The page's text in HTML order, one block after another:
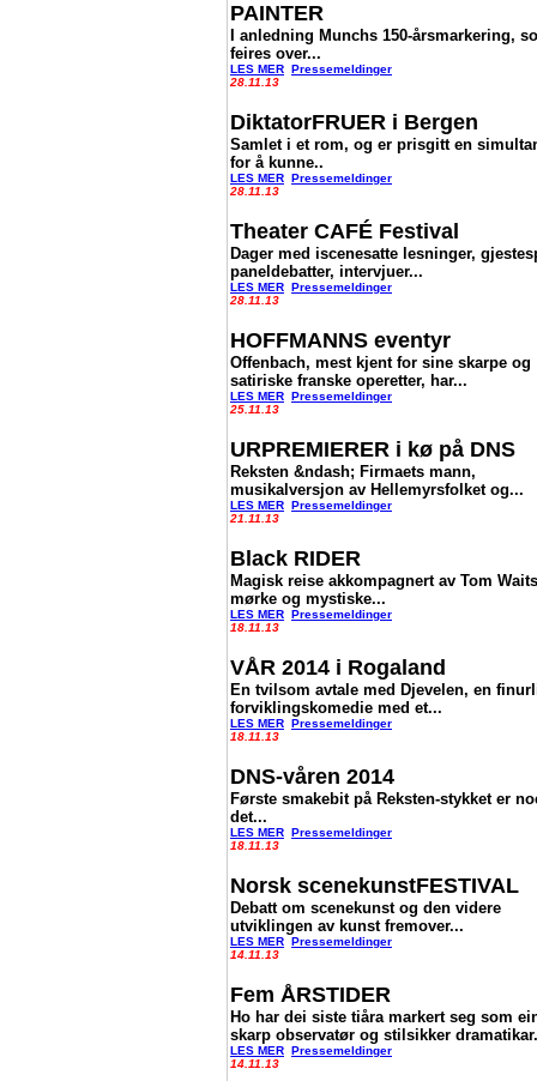
PAINTER
I anledning Munchs 150-årsmarkering,
feires over...
LES MER Pressemeldinger
28.11.13
DiktatorFRUER i Bergen
Samlet i et rom, og er prisgitt en
for å kunne..
LES MER Pressemeldinger
28.11.13
Theater CAFÉ Festival
Dager med iscenesatte lesninger,
paneldebatter, intervjuer...
LES MER Pressemeldinger
28.11.13
HOFFMANNS eventyr
Offenbach, mest kjent for sine skarpe og
satiriske franske operetter, har...
LES MER Pressemeldinger
25.11.13
URPREMIERER i kø på DNS
Reksten &ndash; Firmaets mann,
musikalversjon av Hellemyrsfolket og...
LES MER Pressemeldinger
21.11.13
Black RIDER
Magisk reise akkompagnert av Tom Waits
mørke og mystiske...
LES MER Pressemeldinger
18.11.13
VÅR 2014 i Rogaland
En tvilsom avtale med Djevelen, en
forviklingskomedie med et...
LES MER Pressemeldinger
18.11.13
DNS-våren 2014
Første smakebit på Reksten-stykket er
det...
LES MER Pressemeldinger
18.11.13
Norsk scenekunstFESTIVAL
Debatt om scenekunst og den videre
utviklingen av kunst fremover...
LES MER Pressemeldinger
14.11.13
Fem ÅRSTIDER
Ho har dei siste tiåra markert seg som
skarp observatør og stilsikker
LES MER Pressemeldinger
14.11.13